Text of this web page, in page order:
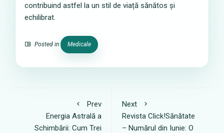
contribuind astfel la un stil de viață sănătos și
echilibrat.
Posted in Medicale
Prev
Energia Astrală a
Schimbării: Cum Trei
Next
Revista Click!Sănătate
– Numărul din Iunie: O